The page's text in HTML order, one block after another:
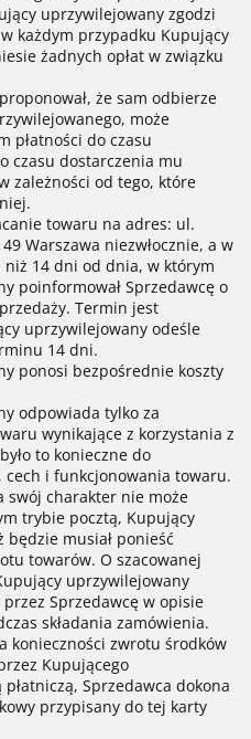
uprzywilejowany zgodzi
każdym przypadku Kupujący
żadnych opłat w związku
że sam odbierze
może
płatności do czasu
czasu dostarczenia mu
zależności od tego, które
towaru na adres: ul.
Warszawa niezwłocznie, a w
14 dni od dnia, w którym
poinformował Sprzedawcę o
Termin jest
uprzywilejowany odeśle
14 dni.
ponosi bezpośrednie koszty
odpowiada tylko za
wynikające z korzystania z
to konieczne do
i funkcjonowania towaru.
swój charakter nie może
trybie pocztą, Kupujący
musiał ponieść
towarów. O szacowanej
uprzywilejowany
Sprzedawcę w opisie
składania zamówienia.
konieczności zwrotu środków
Kupującego
Sprzedawca dokona
przypisany do tej karty